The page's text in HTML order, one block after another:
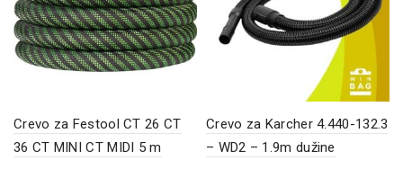
Crevo za Festool CT 26 CT
36 CT MINI CT MIDI 5 m
Crevo za Karcher 4.440-132.3
– WD2 – 1.9m dužine